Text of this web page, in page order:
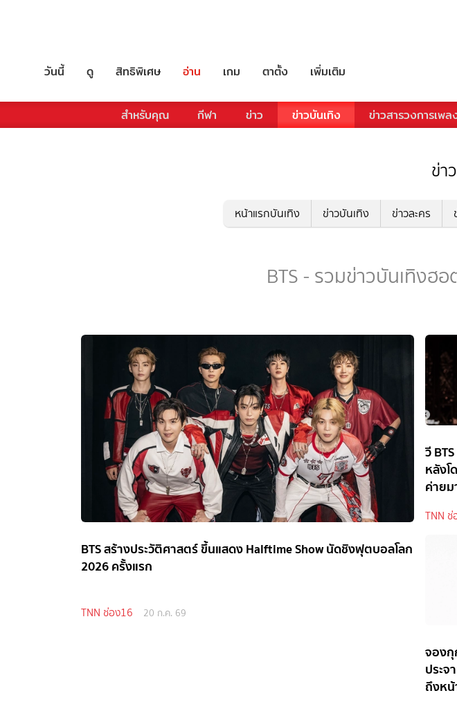
วันนี้ ดู สิทธิพิเศษ อ่าน เกม ตาตั้ง เพิ่มเติม
สำหรับคุณ กีฬา ข่าว ข่าวบันเทิง ข่าวสารวงการเพล
ข่า
หน้าแรกบันเทิง ข่าวบันเทิง ข่าวละคร
BTS - รวมข่าวบันเทิงฮ
BTS สร้างประวัติศาสตร์ ขึ้นแสดง Halftime Show นัดชิงฟุตบอลโลก
2026 ครั้งแรก
TNN ช่อง16 20 ก.ค. 69
วี
หลังโ
ค่ายม
TNN
จองกุ
ประ
ถึงห